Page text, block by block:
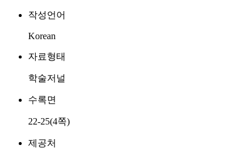
작성언어
Korean
자료형태
학술저널
수록면
22-25(4쪽)
제공처